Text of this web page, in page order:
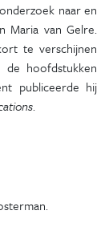
naar en
Maria van Gelre.
te verschijnen
de hoofdstukken
publiceerde hij
.